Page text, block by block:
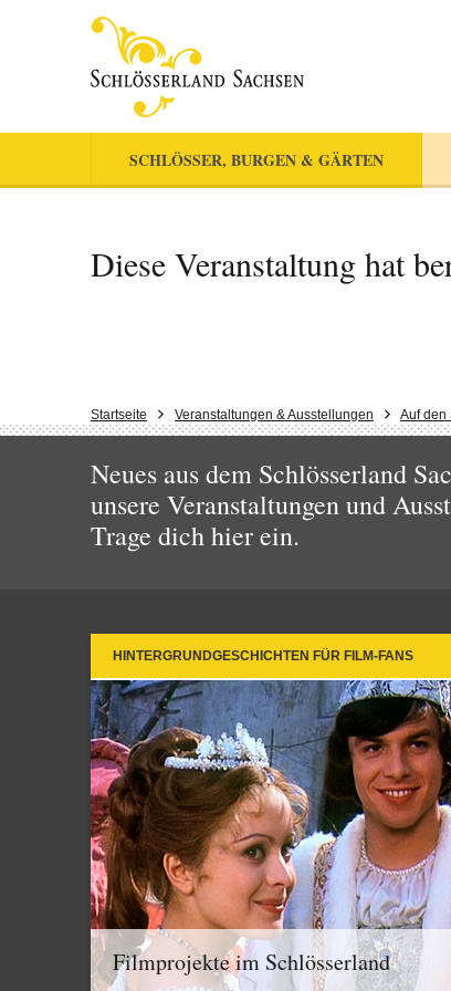
SCHLÖSSER, BURGEN & GÄRTEN
Diese Veranstaltung hat
Startseite Veranstaltungen & Ausstellungen Auf den
Neues aus dem Schlösserland
unsere Veranstaltungen und
Trage dich hier ein.
HINTERGRUNDGESCHICHTEN FÜR FILM-FANS
Filmprojekte im Schlösserland